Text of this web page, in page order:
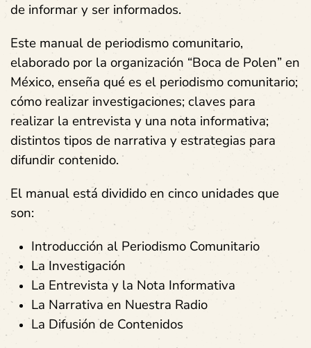
de informar y ser informados.
Este manual de periodismo comunitario,
elaborado por la organización “Boca de Polen” en
México, enseña qué es el periodismo comunitario;
cómo realizar investigaciones; claves para
realizar la entrevista y una nota informativa;
distintos tipos de narrativa y estrategias para
difundir contenido.
El manual está dividido en cinco unidades que
son:
Introducción al Periodismo Comunitario
La Investigación
La Entrevista y la Nota Informativa
La Narrativa en Nuestra Radio
La Difusión de Contenidos